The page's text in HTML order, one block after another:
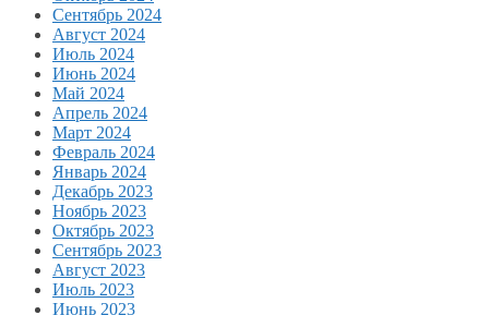
Сентябрь 2024
Август 2024
Июль 2024
Июнь 2024
Май 2024
Апрель 2024
Март 2024
Февраль 2024
Январь 2024
Декабрь 2023
Ноябрь 2023
Октябрь 2023
Сентябрь 2023
Август 2023
Июль 2023
Июнь 2023